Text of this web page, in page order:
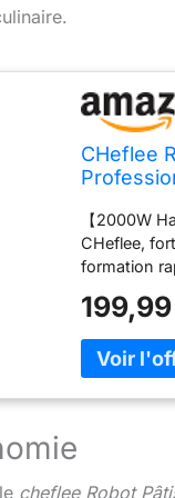
CHeflee
【2000W
CHeflee,
formation
(moins de
pétrin/
de crème
Capacité
alimentaire
cheflee Robot